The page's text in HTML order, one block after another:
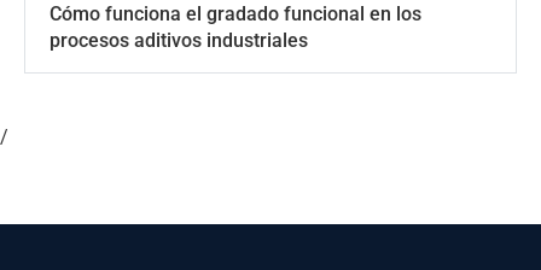
Cómo funciona el gradado funcional en los
procesos aditivos industriales
/